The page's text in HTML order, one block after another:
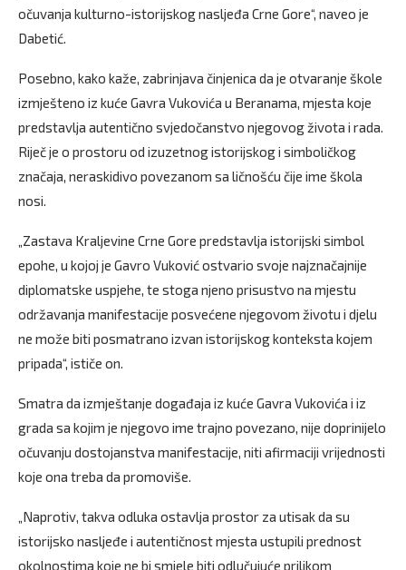
očuvanja kulturno-istorijskog nasljeđa Crne Gore“, naveo je
Dabetić.
Posebno, kako kaže, zabrinjava činjenica da je otvaranje škole
izmješteno iz kuće Gavra Vukovića u Beranama, mjesta koje
predstavlja autentično svjedočanstvo njegovog života i rada.
Riječ je o prostoru od izuzetnog istorijskog i simboličkog
značaja, neraskidivo povezanom sa ličnošću čije ime škola
nosi.
„Zastava Kraljevine Crne Gore predstavlja istorijski simbol
epohe, u kojoj je Gavro Vuković ostvario svoje najznačajnije
diplomatske uspjehe, te stoga njeno prisustvo na mjestu
održavanja manifestacije posvećene njegovom životu i djelu
ne može biti posmatrano izvan istorijskog konteksta kojem
pripada“, ističe on.
Smatra da izmještanje događaja iz kuće Gavra Vukovića i iz
grada sa kojim je njegovo ime trajno povezano, nije doprinijelo
očuvanju dostojanstva manifestacije, niti afirmaciji vrijednosti
koje ona treba da promoviše.
„Naprotiv, takva odluka ostavlja prostor za utisak da su
istorijsko nasljeđe i autentičnost mjesta ustupili prednost
okolnostima koje ne bi smjele biti odlučujuće prilikom